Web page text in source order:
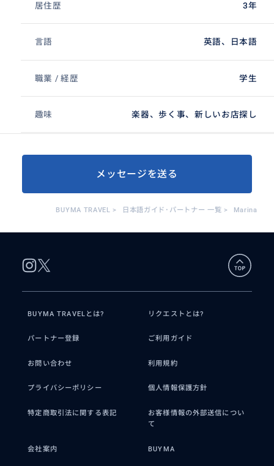
居住歴 3年
言語 英語、日本語
職業 / 経歴 学生
趣味 楽器、歩く事、新しいお店探し
メッセージを送る
BUYMA TRAVEL > 日本語ガイド･パートナー 一覧 > Marina
BUYMA TRAVELとは? リクエストとは?
パートナー登録 ご利用ガイド
お問い合わせ 利用規約
プライバシーポリシー 個人情報保護方針
特定商取引法に関する表記
お客様情報の外部送信につい
て
会社案内 BUYMA